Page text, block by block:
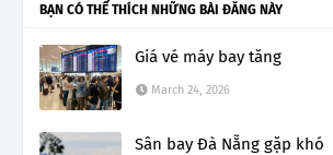
BẠN CÓ THỂ THÍCH NHỮNG BÀI ĐĂNG NÀY
Giá vé máy bay tăng
March 24, 2026
Sân bay Đà Nẵng gặp khó